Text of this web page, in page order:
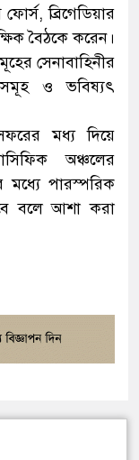
ব্রিগেডিয়ার
বৈঠকে করেন।
সেনাবাহিনীর
ও ভবিষ্যৎ
সফরের মধ্য দিয়ে
অঞ্চলের
মধ্যে পারস্পরিক
বলে আশা করা